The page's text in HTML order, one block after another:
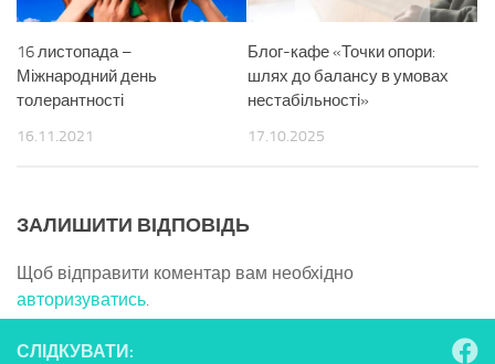
16 листопада –
Міжнародний день
толерантності
16.11.2021
Блог-кафе «Точки опори:
шлях до балансу в умовах
нестабільності»
17.10.2025
ЗАЛИШИТИ ВІДПОВІДЬ
Щоб відправити коментар вам необхідно
авторизуватись.
СЛІДКУВАТИ: